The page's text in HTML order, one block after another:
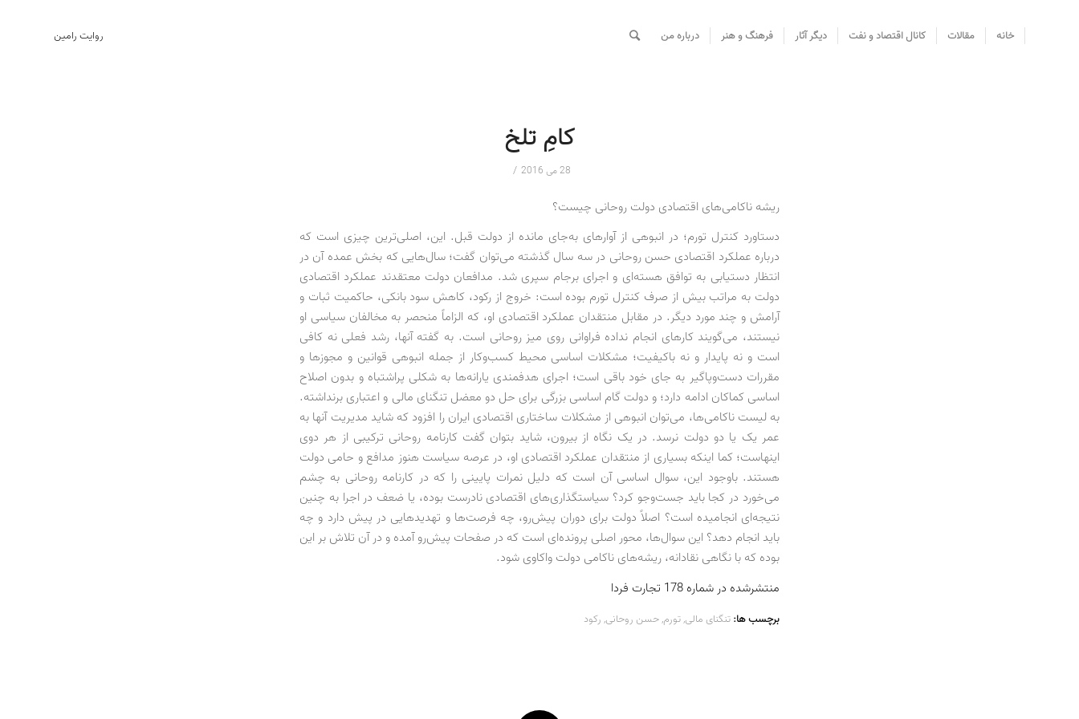
روایت رامین خانه مقالات کانال اقتصاد و نفت دیگر آثار فرهنگ و هنر درباره من
کامِ تلخ
28 می 2016 /
ریشه ناکامی‌های اقتصادی دولت روحانی چیست؟
دستاورد کنترل تورم؛ در انبوهی از آوارهای به‌جای مانده از دولت قبل. این، اصلی‌ترین چیزی است که
درباره عملکرد اقتصادی حسن روحانی در سه سال گذشته می‌توان گفت؛ سال‌هایی که بخش عمده آن در
انتظار دستیابی به توافق هسته‌ای و اجرای برجام سپری شد. مدافعان دولت معتقدند عملکرد اقتصادی
دولت به مراتب بیش از صرف کنترل تورم بوده است: خروج از رکود، کاهش سود بانکی، حاکمیت ثبات و
آرامش و چند مورد دیگر. در مقابل منتقدان عملکرد اقتصادی او، که الزاماً‌ منحصر به مخالفان سیاسی او
نیستند، می‌گویند کارهای انجام نداده فراوانی روی میز روحانی است. به گفته آنها، رشد فعلی نه کافی
است و نه پایدار و نه باکیفیت؛ مشکلات اساسی محیط کسب‌وکار از جمله انبوهی قوانین و مجوزها و
مقررات دست‌وپاگیر به جای خود باقی است؛ اجرای هدفمندی یارانه‌ها به شکلی پراشتباه و بدون اصلاح
اساسی کماکان ادامه دارد؛ و دولت گام اساسی بزرگی برای حل دو معضل تنگنای مالی و اعتباری برنداشته.
به لیست ناکامی‌ها، می‌توان انبوهی از مشکلات ساختاری اقتصادی ایران را افزود که شاید مدیریت آنها به
عمر یک یا دو دولت نرسد. در یک نگاه از بیرون، شاید بتوان گفت کارنامه روحانی ترکیبی از هر دوی
اینهاست؛ کما اینکه بسیاری از منتقدان عملکرد اقتصادی او، در عرصه سیاست هنوز مدافع و حامی دولت
هستند. باوجود این، سوال اساسی آن است که دلیل نمرات پایینی را که در کارنامه روحانی به چشم
می‌خورد در کجا باید جست‌وجو کرد؟ سیاستگذاری‌های اقتصادی نادرست بوده، یا ضعف در اجرا به چنین
نتیجه‌ای انجامیده است؟ اصلاً دولت برای دوران پیش‌رو، چه فرصت‌ها و تهدیدهایی در پیش دارد و چه
باید انجام دهد؟ این سوال‌ها، محور اصلی پرونده‌ای است که در صفحات پیش‌رو آمده و در آن تلاش بر این
بوده که با نگاهی نقادانه، ریشه‌های ناکامی دولت واکاوی شود.
منتشرشده در شماره 178 تجارت فردا
برچسب ها:تنگنای مالی,تورم,حسن روحانی,رکود